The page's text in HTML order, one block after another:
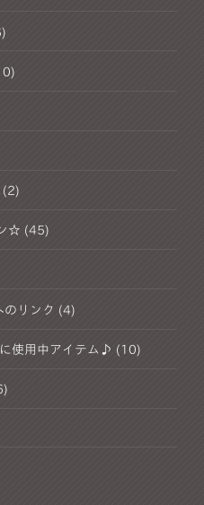
(2)
☆ (45)
のリンク (4)
使用中アイテム♪ (10)